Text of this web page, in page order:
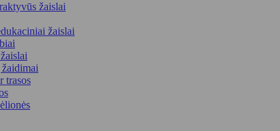
žaislai
žaislai
trasos